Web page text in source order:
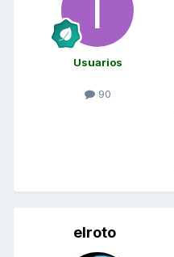
Usuarios
90
elroto